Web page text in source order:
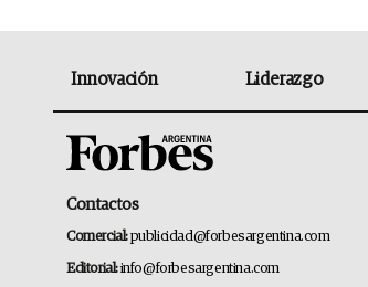
Innovación Liderazgo
Contactos
Comercial:publicidad@forbesargentina.com
Editorial:info@forbesargentina.com